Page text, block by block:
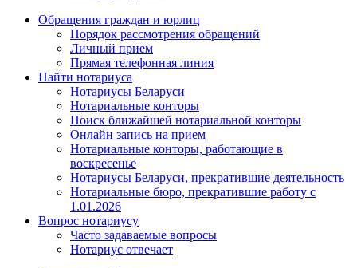
Обращения граждан и юрлиц
Порядок рассмотрения обращений
Личный прием
Прямая телефонная линия
Найти нотариуса
Нотариусы Беларуси
Нотариальные конторы
Поиск ближайшей нотариальной конторы
Онлайн запись на прием
Нотариальные конторы, работающие в
воскресенье
Нотариусы Беларуси, прекратившие деятельность
Нотариальные бюро, прекратившие работу с
1.01.2026
Вопрос нотариусу
Часто задаваемые вопросы
Нотариус отвечает